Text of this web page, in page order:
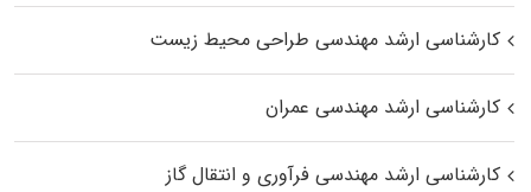
کارشناسی ارشد مهندسی طراحی محیط زیست
کارشناسی ارشد مهندسی عمران
کارشناسی ارشد مهندسی فرآوری و انتقال گاز